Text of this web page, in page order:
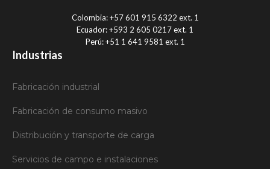
Colombia:+57 601 915 6322 ext. 1
Ecuador:+593 2 605 0217 ext. 1
Perú:+51 1 641 9581 ext. 1
Industrias
Fabricación industrial
Fabricación de consumo masivo
Distribución y transporte de carga
Servicios de campo e instalaciones